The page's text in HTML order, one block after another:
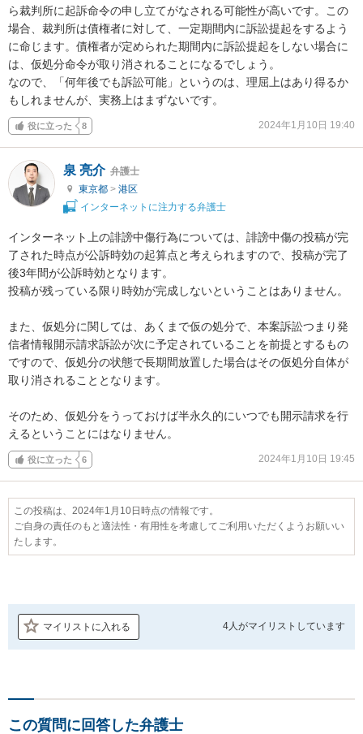
ら裁判所に起訴命令の申し立てがなされる可能性が高いです。この
場合、裁判所は債権者に対して、一定期間内に訴訟提起をするよう
に命じます。債権者が定められた期間内に訴訟提起をしない場合に
は、仮処分命令が取り消されることになるでしょう。
なので、「何年後でも訴訟可能」というのは、理屈上はあり得るか
もしれませんが、実務上はまずないです。
役に立った 8 2024年1月10日 19:40
泉 亮介 弁護士
東京都 > 港区
インターネットに注力する弁護士
インターネット上の誹謗中傷行為については、誹謗中傷の投稿が完
了された時点が公訴時効の起算点と考えられますので、投稿が完了
後3年間が公訴時効となります。
投稿が残っている限り時効が完成しないということはありません。
また、仮処分に関しては、あくまで仮の処分で、本案訴訟つまり発
信者情報開示請求訴訟が次に予定されていることを前提とするもの
ですので、仮処分の状態で長期間放置した場合はその仮処分自体が
取り消されることとなります。
そのため、仮処分をうっておけば半永久的にいつでも開示請求を行
えるということにはなりません。
役に立った 6 2024年1月10日 19:45
この投稿は、2024年1月10日時点の情報です。
ご自身の責任のもと適法性・有用性を考慮してご利用いただくようお願いい
たします。
マイリストに入れる 4人がマイリストしています
この質問に回答した弁護士